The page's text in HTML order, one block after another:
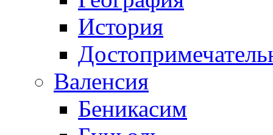
История
Валенсия
Беникасим